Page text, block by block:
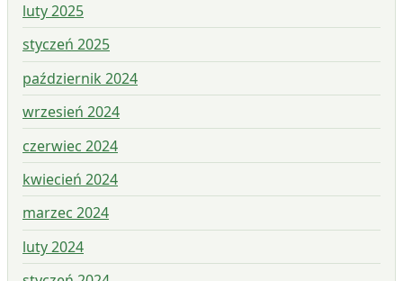
luty 2025
styczeń 2025
październik 2024
wrzesień 2024
czerwiec 2024
kwiecień 2024
marzec 2024
luty 2024